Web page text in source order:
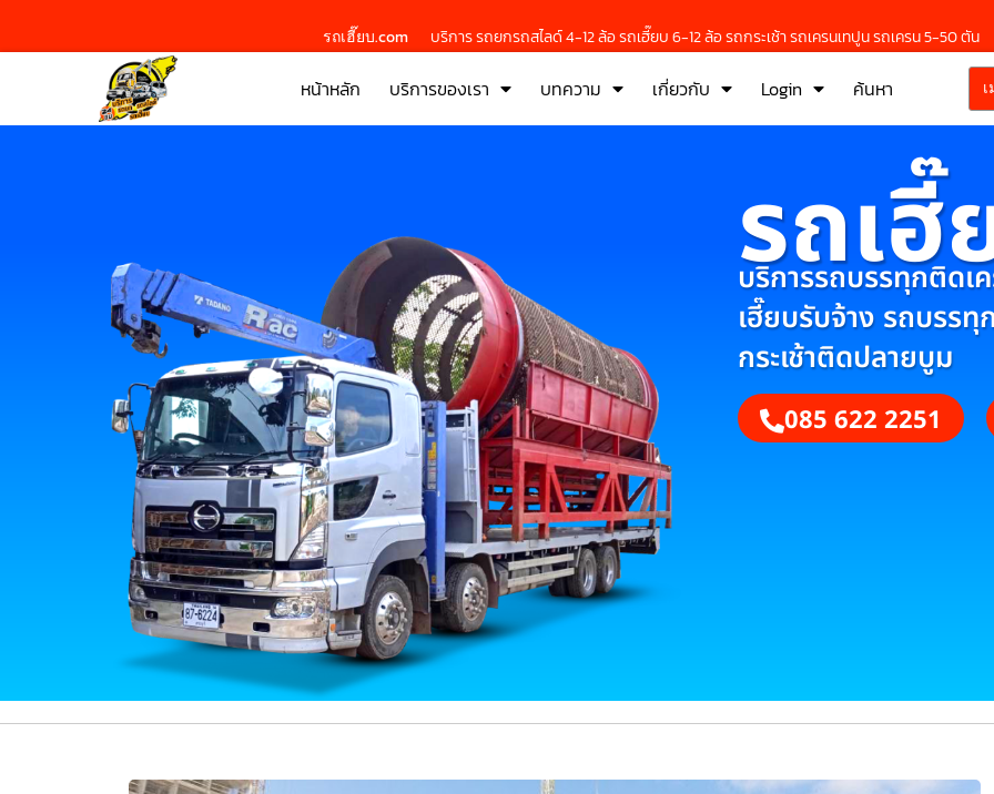
รถเฮี๊ยบ.com บริการ รถยกรถสไลด์ 4-12 ล้อ รถเฮี๊ยบ 6-12 ล้อ รถกระเช้า รถเครนเทปูน รถเครน 5-50 ตัน
หน้าหลัก บริการของเรา บทความ เกี่ยวกับ Login ค้นหา
รถเฮี๊
บริการรถบรรทุกติดเ
เฮี๊ยบรับจ้าง รถบรรทุ
กระเช้าติดปลายบูม
085 622 2251